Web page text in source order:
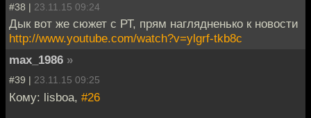
#38 | 23.11.15 09:24
Дык вот же сюжет с РТ, прям наглядненько к новости
http://www.youtube.com/watch?v=ylgrf-tkb8c
max_1986 »
#39 | 23.11.15 09:25
Кому: lisboa, #26